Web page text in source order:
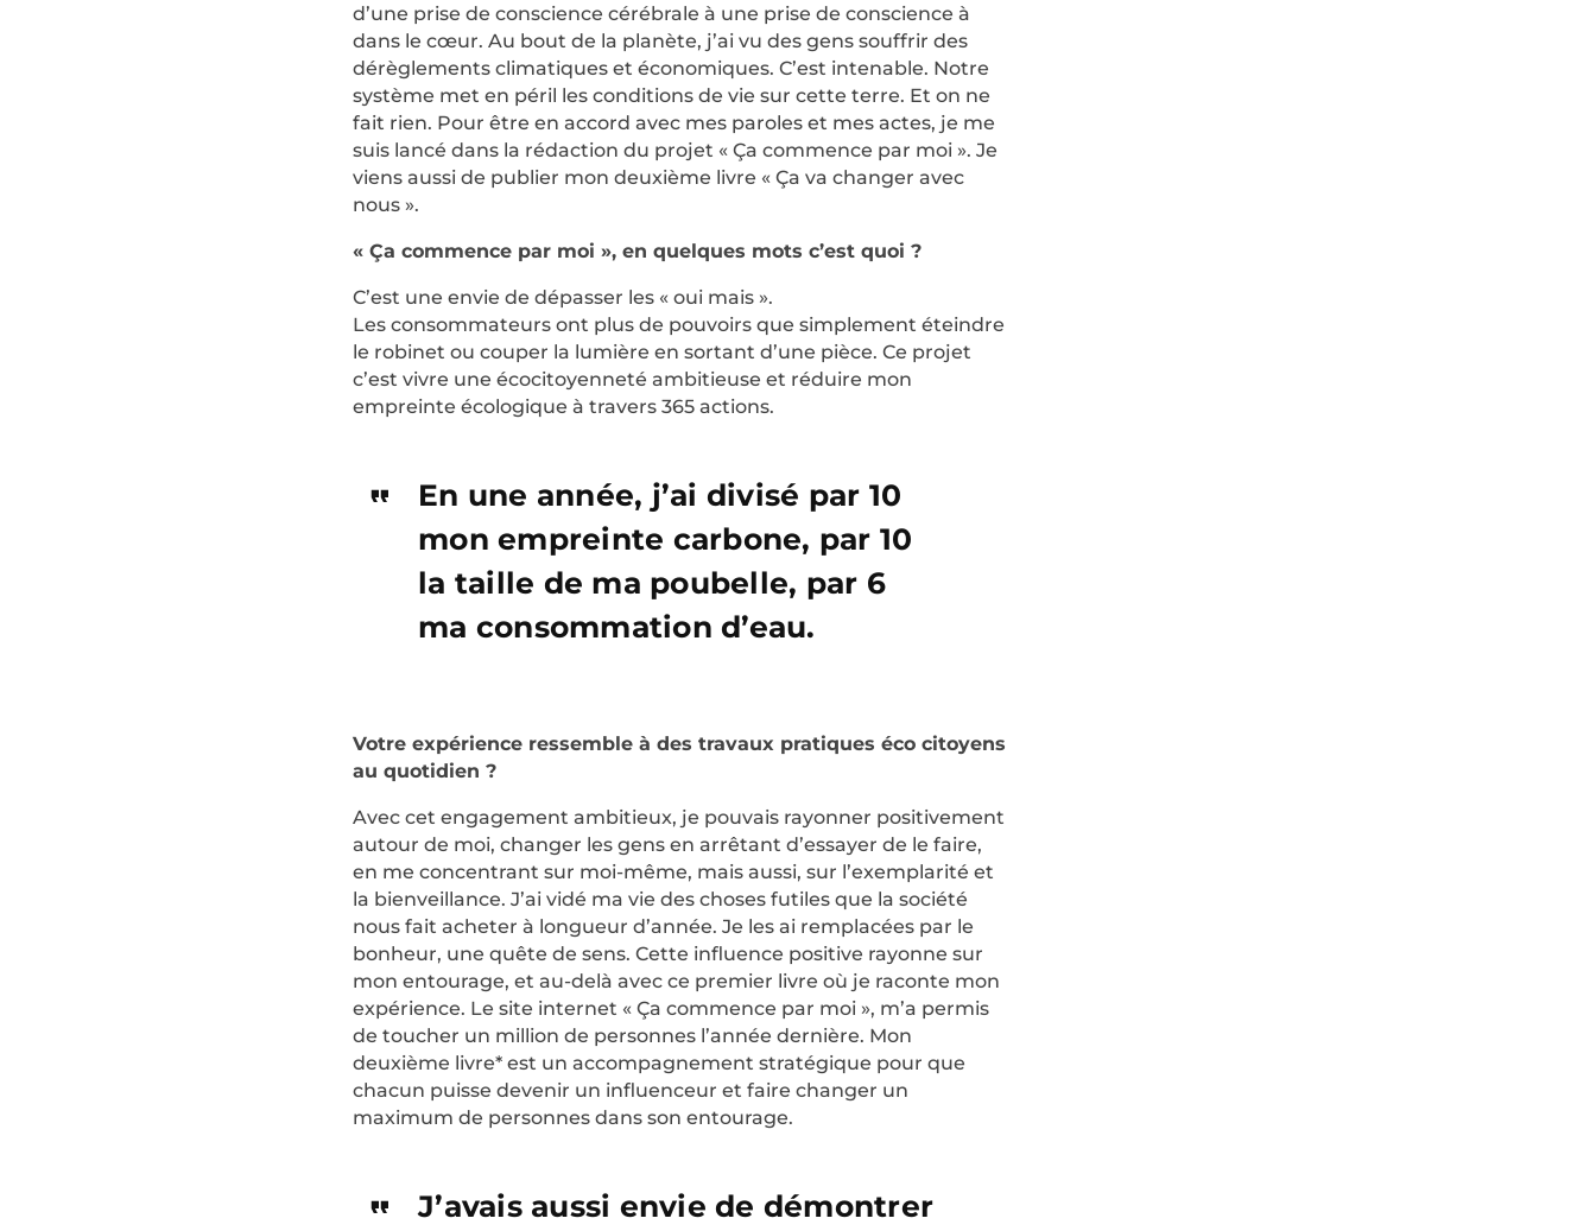
d’une prise de conscience cérébrale à une prise de conscience à
dans le cœur. Au bout de la planète, j’ai vu des gens souffrir des
dérèglements climatiques et économiques. C’est intenable. Notre
système met en péril les conditions de vie sur cette terre. Et on ne
fait rien. Pour être en accord avec mes paroles et mes actes, je me
suis lancé dans la rédaction du projet « Ça commence par moi ». Je
viens aussi de publier mon deuxième livre « Ça va changer avec
nous ».
« Ça commence par moi », en quelques mots c’est quoi ?
C’est une envie de dépasser les « oui mais ».
Les consommateurs ont plus de pouvoirs que simplement éteindre
le robinet ou couper la lumière en sortant d’une pièce. Ce projet
c’est vivre une écocitoyenneté ambitieuse et réduire mon
empreinte écologique à travers 365 actions.
En une année, j’ai divisé par 10
mon empreinte carbone, par 10
la taille de ma poubelle, par 6
ma consommation d’eau.
Votre expérience ressemble à des travaux pratiques éco citoyens
au quotidien ?
Avec cet engagement ambitieux, je pouvais rayonner positivement
autour de moi, changer les gens en arrêtant d’essayer de le faire,
en me concentrant sur moi-même, mais aussi, sur l’exemplarité et
la bienveillance. J’ai vidé ma vie des choses futiles que la société
nous fait acheter à longueur d’année. Je les ai remplacées par le
bonheur, une quête de sens. Cette influence positive rayonne sur
mon entourage, et au-delà avec ce premier livre où je raconte mon
expérience. Le site internet « Ça commence par moi », m’a permis
de toucher un million de personnes l’année dernière. Mon
deuxième livre* est un accompagnement stratégique pour que
chacun puisse devenir un influenceur et faire changer un
maximum de personnes dans son entourage.
J’avais aussi envie de démontrer